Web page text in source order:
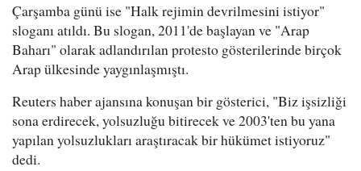
Çarşamba günü ise "Halk rejimin devrilmesini istiyor"
sloganı atıldı. Bu slogan, 2011'de başlayan ve "Arap
Baharı" olarak adlandırılan protesto gösterilerinde birçok
Arap ülkesinde yaygınlaşmıştı.
Reuters haber ajansına konuşan bir gösterici, "Biz işsizliği
sona erdirecek, yolsuzluğu bitirecek ve 2003'ten bu yana
yapılan yolsuzlukları araştıracak bir hükümet istiyoruz"
dedi.